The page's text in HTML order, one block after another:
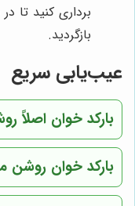
برداری کنید تا
بازگردید.
عیب‌یابی سریع
بارکد خوان اصلاً
بارکد خوان روشن